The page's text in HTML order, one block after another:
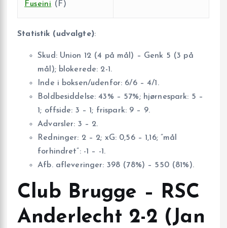
Fuseini (F)
Statistik (udvalgte):
Skud: Union 12 (4 på mål) – Genk 5 (3 på
mål); blokerede: 2-1.
Inde i boksen/udenfor: 6/6 – 4/1.
Boldbesiddelse: 43% – 57%; hjørnespark: 5 –
1; offside: 3 – 1; frispark: 9 – 9.
Advarsler: 3 – 2.
Redninger: 2 – 2; xG: 0,56 – 1,16; ”mål
forhindret”: -1 – -1.
Afb. afleveringer: 398 (78%) – 550 (81%).
Club Brugge – RSC
Anderlecht 2-2 (Jan